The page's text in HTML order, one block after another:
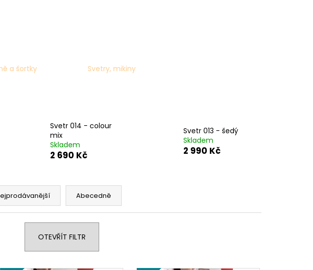
a šortky Svetry, mikiny
Svetr 014 - colour
mix
Skladem
2 690 Kč
Svetr 013 - šedý
Skladem
2 990 Kč
Abecedně
OTEVŘÍT FILTR